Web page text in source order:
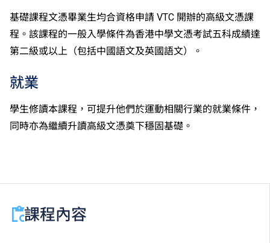
基礎課程文憑畢業生均合資格申請 VTC 開辦的高級文憑課
程。該課程的一般入學條件為香港中學文憑考試五科成績達
第二級或以上（包括中國語文及英國語文）。
就業
學生修讀本課程，可提升他們於運動相關行業的就業條件，
同時亦為繼續升讀高級文憑奠下穩固基礎。
課程內容